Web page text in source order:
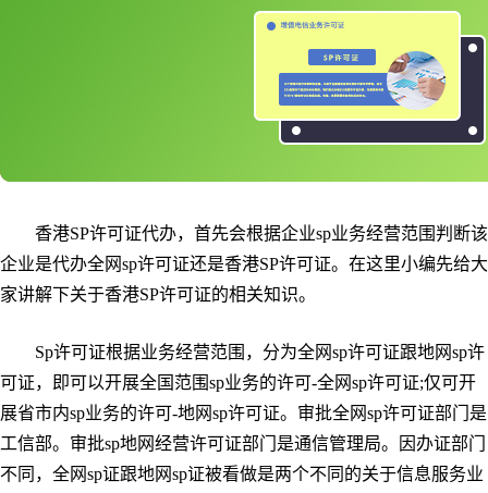
香港SP许可证代办，首先会根据企业sp业务经营范围判断该
企业是代办全网sp许可证还是香港SP许可证。在这里小编先给大
家讲解下关于香港SP许可证的相关知识。
Sp许可证根据业务经营范围，分为全网sp许可证跟地网sp许
可证，即可以开展全国范围sp业务的许可-全网sp许可证;仅可开
展省市内sp业务的许可-地网sp许可证。审批全网sp许可证部门是
工信部。审批sp地网经营许可证部门是通信管理局。因办证部门
不同，全网sp证跟地网sp证被看做是两个不同的关于信息服务业